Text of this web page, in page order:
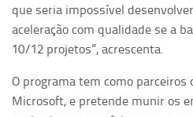
que seria impossível
aceleração com qualidade se a
10/12 projetos”, acrescenta.
O programa tem como parceiros
Microsoft, e pretende munir os